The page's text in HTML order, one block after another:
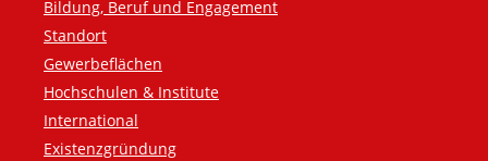
Bildung, Beruf und Engagement
Standort
Gewerbeflächen
Hochschulen & Institute
International
Existenzgründung